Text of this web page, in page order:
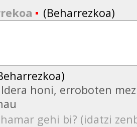
(Beharrezkoa)
honi, erroboten
gehi bi? (idatzi